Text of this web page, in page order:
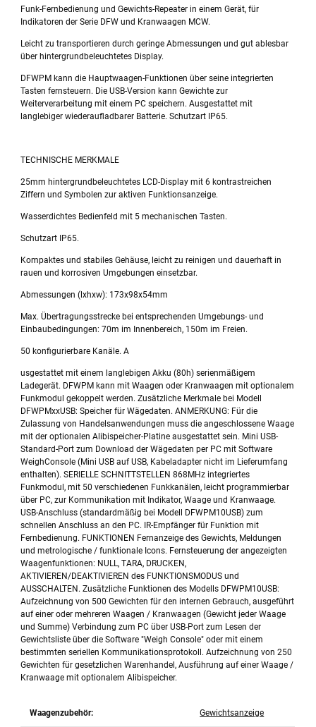
Funk-Fernbedienung und Gewichts-Repeater in einem Gerät, für
Indikatoren der Serie DFW und Kranwaagen MCW.
Leicht zu transportieren durch geringe Abmessungen und gut ablesbar
über hintergrundbeleuchtetes Display.
DFWPM kann die Hauptwaagen-Funktionen über seine integrierten
Tasten fernsteuern. Die USB-Version kann Gewichte zur
Weiterverarbeitung mit einem PC speichern. Ausgestattet mit
langlebiger wiederaufladbarer Batterie. Schutzart IP65.
TECHNISCHE MERKMALE
25mm hintergrundbeleuchtetes LCD-Display mit 6 kontrastreichen
Ziffern und Symbolen zur aktiven Funktionsanzeige.
Wasserdichtes Bedienfeld mit 5 mechanischen Tasten.
Schutzart IP65.
Kompaktes und stabiles Gehäuse, leicht zu reinigen und dauerhaft in
rauen und korrosiven Umgebungen einsetzbar.
Abmessungen (lxhxw): 173x98x54mm
Max. Übertragungsstrecke bei entsprechenden Umgebungs- und
Einbaubedingungen: 70m im Innenbereich, 150m im Freien.
50 konfigurierbare Kanäle. A
usgestattet mit einem langlebigen Akku (80h) serienmäßigem
Ladegerät. DFWPM kann mit Waagen oder Kranwaagen mit optionalem
Funkmodul gekoppelt werden. Zusätzliche Merkmale bei Modell
DFWPMxxUSB: Speicher für Wägedaten. ANMERKUNG: Für die
Zulassung von Handelsanwendungen muss die angeschlossene Waage
mit der optionalen Alibispeicher-Platine ausgestattet sein. Mini USB-
Standard-Port zum Download der Wägedaten per PC mit Software
WeighConsole (Mini USB auf USB, Kabeladapter nicht im Lieferumfang
enthalten). SERIELLE SCHNITTSTELLEN 868MHz integriertes
Funkmodul, mit 50 verschiedenen Funkkanälen, leicht programmierbar
über PC, zur Kommunikation mit Indikator, Waage und Kranwaage.
USB-Anschluss (standardmäßig bei Modell DFWPM10USB) zum
schnellen Anschluss an den PC. IR-Empfänger für Funktion mit
Fernbedienung. FUNKTIONEN Fernanzeige des Gewichts, Meldungen
und metrologische / funktionale Icons. Fernsteuerung der angezeigten
Waagenfunktionen: NULL, TARA, DRUCKEN,
AKTIVIEREN/DEAKTIVIEREN des FUNKTIONSMODUS und
AUSSCHALTEN. Zusätzliche Funktionen des Modells DFWPM10USB:
Aufzeichnung von 500 Gewichten für den internen Gebrauch, ausgeführt
auf einer oder mehreren Waagen / Kranwaagen (Gewicht jeder Waage
und Summe) Verbindung zum PC über USB-Port zum Lesen der
Gewichtsliste über die Software "Weigh Console" oder mit einem
bestimmten seriellen Kommunikationsprotokoll. Aufzeichnung von 250
Gewichten für gesetzlichen Warenhandel, Ausführung auf einer Waage /
Kranwaage mit optionalem Alibispeicher.
Waagenzubehör: Gewichtsanzeige